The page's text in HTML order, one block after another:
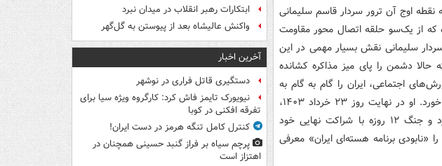
اوج آن ترور سردار قاسم سلیمانی
بوده که از یک‌سو حلقه اتصال محور مقاومت
سردار سلیمانی نقش بسیار مهمی در این
حالا دشمن را پای میز مذاکره کشانده
اجتماعی، ایران را گام به گام به
سوی فروپاشی بکشاند، اما در این راهبرد هم شکست خورد. او در نهایت روز ۲۳ خرداد ۱۴۰۳،
افسار نیروی نیابتی‌اش در منطقه را علیه ایران رها کرد و جنگ ۱۲ روزه با شراکت نهایی خود
«نابودی برنامه هسته‌ای ایران» معرفی
ابتکارات رهبر انقلاب در میدان نبرد
واکنش عالیشاه بعد از پیوستن به گل‌گهر
آخرین اخبار
دستگیری قاتل فراری در نوشهر
نیویورک تایمز فاش کرد: کارگروه ویژه سیا برای
تفرقه افکنی در کوبا
کنترل کامل تنگه هرمز در دست ایران!
پرچم سیاه بر فراز گنبد حسینی همچنان در
اهتزاز است